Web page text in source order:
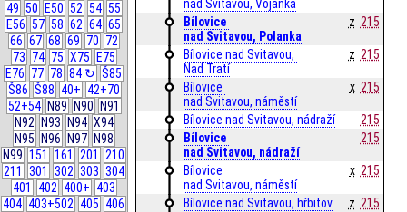
49 50 E50 52 54 55
E56 57 58 62 64 65
66 67 68 69 70 72
73 74 75 X75
E75
E76 77 78 84 ↻ Š85
Š86 Š88 40+ 42+70
52+54 N89 N90
N91
N92
N93 N94 X94
N95
N96 N97 N98
N99 151 161 201
210
211
301 302 303 304
401
402 400+ 403
404 403+502 405 406
nad Svitavou, Vojanka
Bílovice
nad Svitavou, Polanka
z 215
Bílovice nad Svitavou,
Nad Tratí
z 215
Bílovice
nad Svitavou, náměstí
x 215
Bílovice nad Svitavou, nádraží
215
Bílovice
nad Svitavou, nádraží
215
Bílovice
nad Svitavou, náměstí
x 215
Bílovice nad Svitavou, hřbitov z 215